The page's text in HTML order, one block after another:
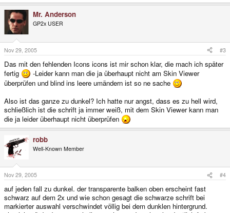
Mr. Anderson
GP2x USER
Nov 29, 2005 #3
Das mit den fehlenden Icons icons ist mir schon klar, die mach ich später
fertig
-Leider kann man die ja überhaupt nicht am Skin Viewer
überprüfen und blind ins leere umändern ist so ne sache
Also ist das ganze zu dunkel? Ich hatte nur angst, dass es zu hell wird,
schließlich ist die schrift ja immer weiß, mit dem Skin Viewer kann man
die ja leider überhaupt nicht überprüfen
robb
Well-Known Member
Nov 29, 2005 #4
auf jeden fall zu dunkel. der transparente balken oben erscheint fast
schwarz auf dem 2x und wie schon gesagt die schwarze schrift bei
markierter auswahl verschwindet völlig bei dem dunklen hintergrund.